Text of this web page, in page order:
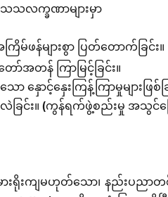
သလက္ခဏာများမှာ
ကြိမ်ဖန်များစွာ ပြတ်တောက်ခြင်း။
အတန် ကြာမြင့်ခြင်း။
ောင့်နှေးကြန့်ကြာမှုများဖြစ်ခ
င်း။ (ကွန်ရက်ဖွဲ့စည်းမှု အသွင်ပြေ
းရိုးကျမဟုတ်သော၊ နည်းပညာ